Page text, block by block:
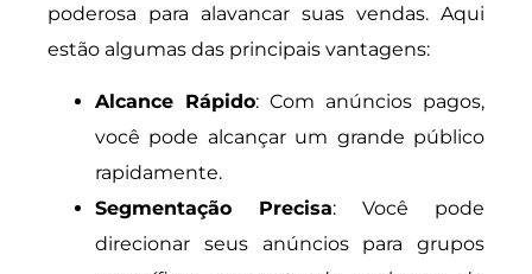
poderosa para alavancar suas vendas. Aqui
estão algumas das principais vantagens:
Alcance Rápido: Com anúncios pagos,
você pode alcançar um grande público
rapidamente.
Segmentação Precisa: Você pode
direcionar seus anúncios para grupos